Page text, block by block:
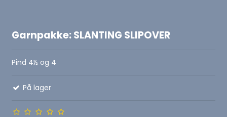
Garnpakke: SLANTING SLIPOVER
Pind 4½ og 4
På lager